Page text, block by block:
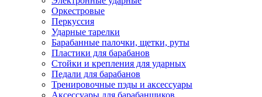
Оркестровые
Перкуссия
Ударные тарелки
Барабанные палочки, щетки, руты
Пластики для барабанов
Стойки и крепления для ударных
Педали для барабанов
Тренировочные пэды и аксессуары
Аксессуары для барабанщиков